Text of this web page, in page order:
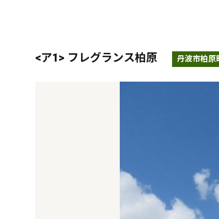
<ア1> フレグランス柏原 丹波市柏原